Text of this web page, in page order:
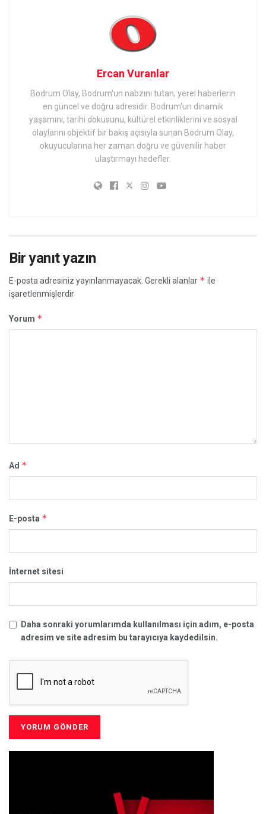
Ercan Vuranlar
Bodrum Olay, Bodrum'un nabzını tutan, yerel haberlerin
en güncel ve doğru adresidir. Bodrum'un dinamik
yaşamını, tarihi dokusunu, kültürel etkinliklerini ve sosyal
olaylarını objektif bir bakış açısıyla sunan Bodrum Olay,
okuyucularına her zaman doğru ve güvenilir haber
ulaştırmayı hedefler.
Bir yanıt yazın
E-posta adresiniz yayınlanmayacak. Gerekli alanlar * ile
işaretlenmişlerdir
Yorum *
Ad *
E-posta *
İnternet sitesi
Daha sonraki yorumlarımda kullanılması için adım, e-posta
adresim ve site adresim bu tarayıcıya kaydedilsin.